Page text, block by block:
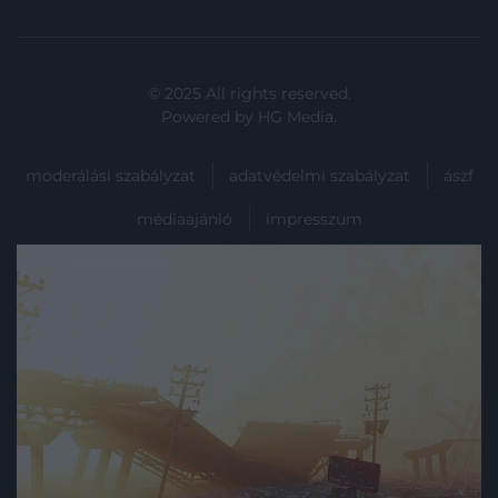
© 2025 All rights reserved.
Powered by HG Media.
moderálási szabályzat adatvédelmi szabályzat ászf
médiaajánló impresszum